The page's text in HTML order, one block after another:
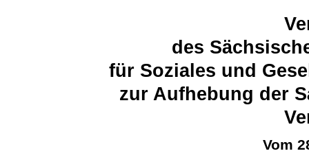
des
für Soziales und
zur Aufhebung der
Vom